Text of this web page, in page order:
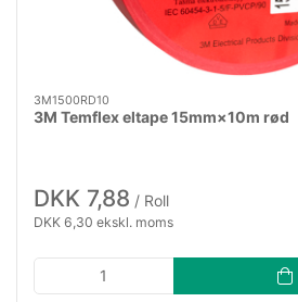
3M1500RD10
3M Temflex eltape 15mm×10m rød
DKK 7,88 / Roll
DKK 6,30 ekskl. moms